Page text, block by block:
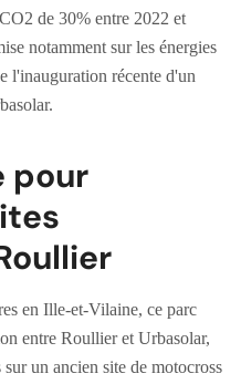
de 30% entre 2022 et
notamment sur les énergies
l'inauguration récente d'un
pour
en Ille-et-Vilaine, ce parc
entre Roullier et Urbasolar,
un ancien site de motocross